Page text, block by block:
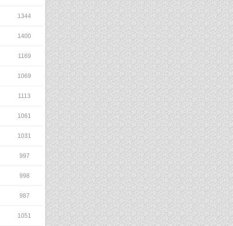
1344
1400
1169
1069
1113
1061
1031
997
998
987
1051